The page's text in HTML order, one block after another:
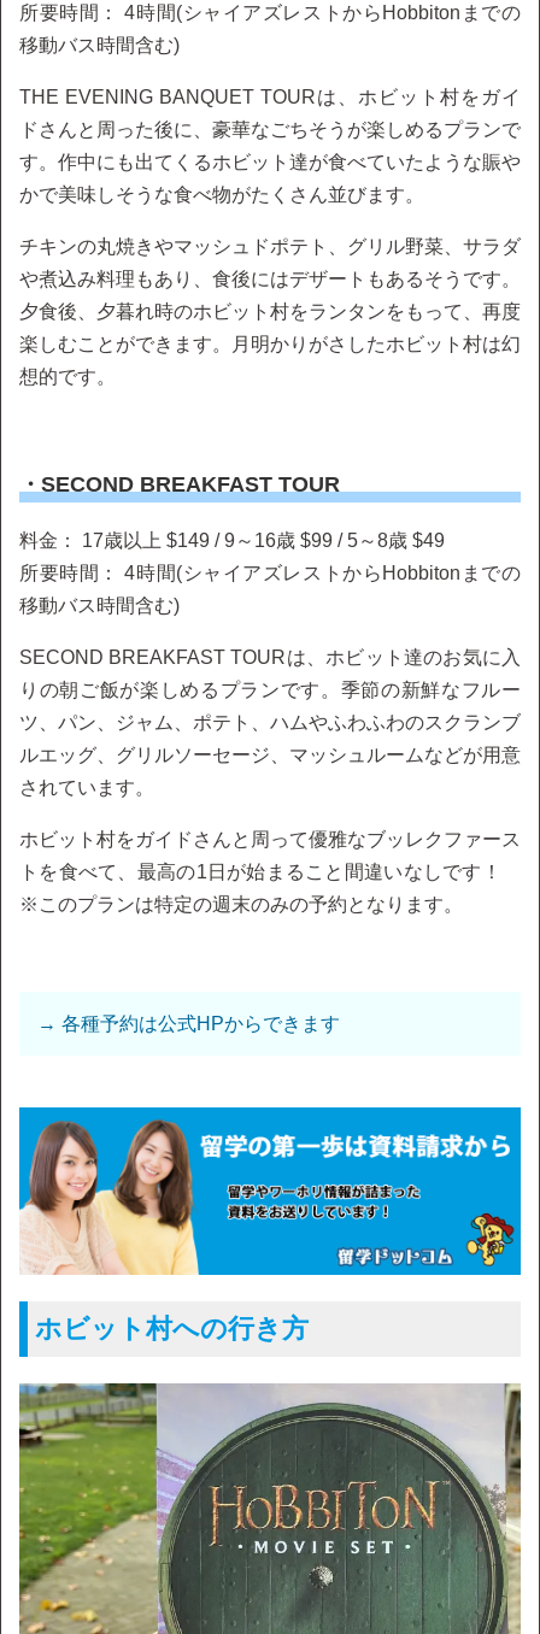
所要時間： 4時間(シャイアズレストからHobbitonまでの
移動バス時間含む)
THE EVENING BANQUET TOURは、ホビット村をガイ
ドさんと周った後に、豪華なごちそうが楽しめるプランで
す。作中にも出てくるホビット達が食べていたような賑や
かで美味しそうな食べ物がたくさん並びます。
チキンの丸焼きやマッシュドポテト、グリル野菜、サラダ
や煮込み料理もあり、食後にはデザートもあるそうです。
夕食後、夕暮れ時のホビット村をランタンをもって、再度
楽しむことができます。月明かりがさしたホビット村は幻
想的です。
・SECOND BREAKFAST TOUR
料金： 17歳以上 $149 / 9～16歳 $99 / 5～8歳 $49
所要時間： 4時間(シャイアズレストからHobbitonまでの
移動バス時間含む)
SECOND BREAKFAST TOURは、ホビット達のお気に入
りの朝ご飯が楽しめるプランです。季節の新鮮なフルー
ツ、パン、ジャム、ポテト、ハムやふわふわのスクランブ
ルエッグ、グリルソーセージ、マッシュルームなどが用意
されています。
ホビット村をガイドさんと周って優雅なブッレクファース
トを食べて、最高の1日が始まること間違いなしです！
※このプランは特定の週末のみの予約となります。
→ 各種予約は公式HPからできます
ホビット村への行き方